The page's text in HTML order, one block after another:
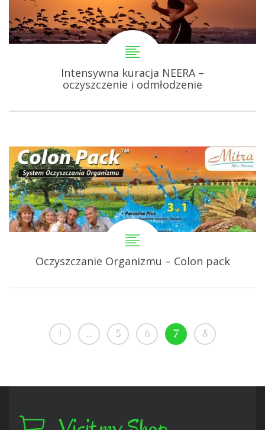
Intensywna kuracja NEERA –
oczyszczenie i odmłodzenie
Oczyszczanie Organizmu – Colon pack
1 … 5 6 7 8